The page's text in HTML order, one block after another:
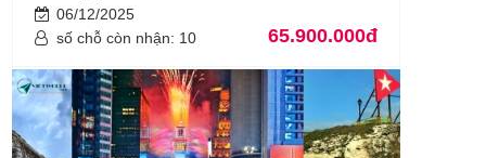
06/12/2025
số chỗ còn nhận: 10
65.900.000đ